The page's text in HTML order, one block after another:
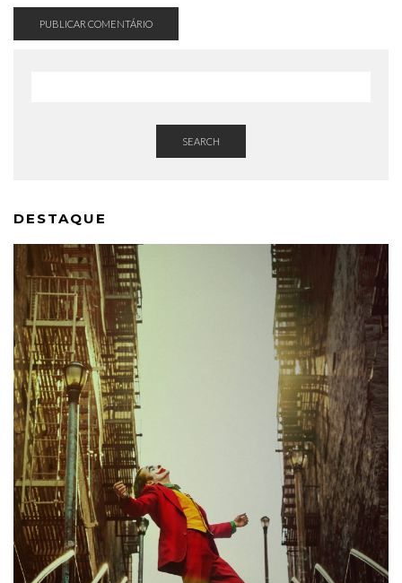
SEARCH
DESTAQUE